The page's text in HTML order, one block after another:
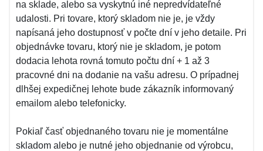
na sklade, alebo sa vyskytnú iné nepredvídateľné
udalosti. Pri tovare, ktorý skladom nie je, je vždy
napísaná jeho dostupnosť v počte dní v jeho detaile. Pri
objednávke tovaru, ktorý nie je skladom, je potom
dodacia lehota rovná tomuto počtu dní + 1 až 3
pracovné dni na dodanie na vašu adresu. O prípadnej
dlhšej expedičnej lehote bude zákazník informovaný
emailom alebo telefonicky.
Pokiaľ časť objednaného tovaru nie je momentálne
skladom alebo je nutné jeho objednanie od výrobcu,